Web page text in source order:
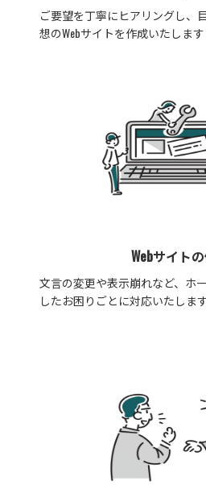
ご要望を丁寧にヒアリングし、
想のWebサイトを作成いたします
Webサイト
文言の変更や表示崩れなど、ホ
したお困りごとに対応いたします